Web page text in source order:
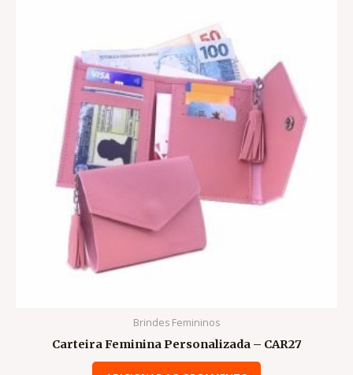
Brindes Femininos
Carteira Feminina Personalizada – CAR27